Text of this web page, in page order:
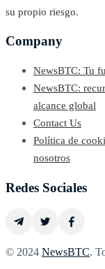
su propio riesgo.
Company
NewsBTC: Tu
NewsBTC:
alcance global
Contact Us
Política de
nosotros
Redes Sociales
© 2024 NewsBTC.